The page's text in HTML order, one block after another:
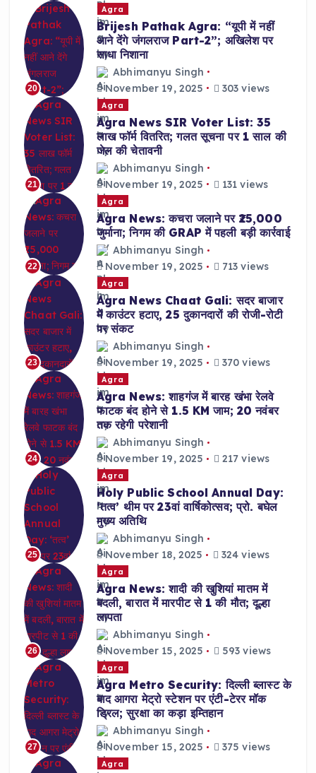
20
Agra
Brijesh Pathak Agra: “यूपी में नहीं
आने देंगे जंगलराज Part-2”; अखिलेश पर
साधा निशाना
Abhimanyu Singh
November 19, 2025
303 views
21
Agra
Agra News SIR Voter List: 35
लाख फॉर्म वितरित; गलत सूचना पर 1 साल की
जेल की चेतावनी
Abhimanyu Singh
November 19, 2025
131 views
22
Agra
Agra News: कचरा जलाने पर ₹25,000
जुर्माना; निगम की GRAP में पहली बड़ी कार्रवाई
Abhimanyu Singh
November 19, 2025
713 views
23
Agra
Agra News Chaat Gali: सदर बाजार
में काउंटर हटाए, 25 दुकानदारों की रोजी-रोटी
पर संकट
Abhimanyu Singh
November 19, 2025
370 views
24
Agra
Agra News: शाहगंज में बारह खंभा रेलवे
फाटक बंद होने से 1.5 KM जाम; 20 नवंबर
तक रहेगी परेशानी
Abhimanyu Singh
November 19, 2025
217 views
25
Agra
Holy Public School Annual Day:
‘तत्व’ थीम पर 23वां वार्षिकोत्सव; प्रो. बघेल
मुख्य अतिथि
Abhimanyu Singh
November 18, 2025
324 views
26
Agra
Agra News: शादी की खुशियां मातम में
बदली, बारात में मारपीट से 1 की मौत; दूल्हा
लापता
Abhimanyu Singh
November 15, 2025
593 views
27
Agra
Agra Metro Security: दिल्ली ब्लास्ट के
बाद आगरा मेट्रो स्टेशन पर एंटी-टेरर मॉक
ड्रिल; सुरक्षा का कड़ा इम्तिहान
Abhimanyu Singh
November 15, 2025
375 views
Agra